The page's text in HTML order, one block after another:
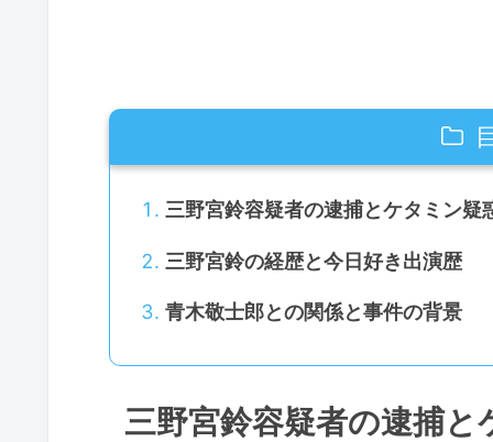
三野宮鈴容疑者の逮捕とケタミン疑
三野宮鈴の経歴と今日好き出演歴
青木敬士郎との関係と事件の背景
三野宮鈴容疑者の逮捕と